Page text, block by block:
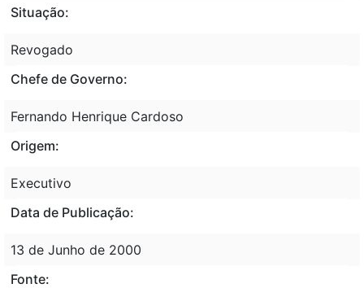
Situação:
Revogado
Chefe de Governo:
Fernando Henrique Cardoso
Origem:
Executivo
Data de Publicação:
13 de Junho de 2000
Fonte: